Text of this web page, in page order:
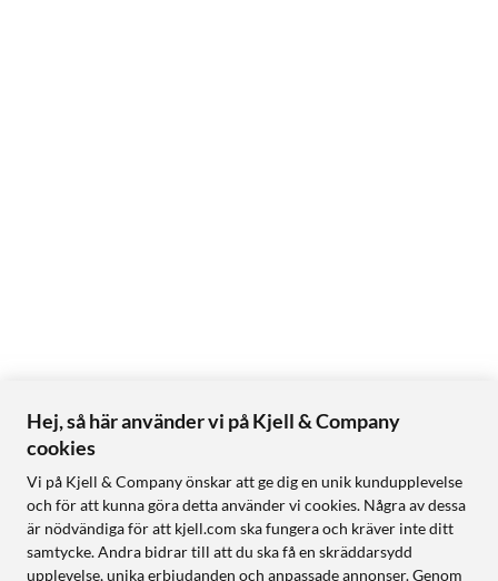
Hej, så här använder vi på Kjell & Company
cookies
Vi på Kjell & Company önskar att ge dig en unik kundupplevelse
och för att kunna göra detta använder vi cookies. Några av dessa
är nödvändiga för att kjell.com ska fungera och kräver inte ditt
samtycke. Andra bidrar till att du ska få en skräddarsydd
upplevelse, unika erbjudanden och anpassade annonser. Genom